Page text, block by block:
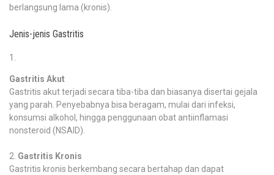
berlangsung lama (kronis).
Jenis-jenis Gastritis
Gastritis Akut
Gastritis akut terjadi secara tiba-tiba dan biasanya disertai gejala
yang parah. Penyebabnya bisa beragam, mulai dari infeksi,
konsumsi alkohol, hingga penggunaan obat antiinflamasi
nonsteroid (NSAID).
Gastritis Kronis
Gastritis kronis berkembang secara bertahap dan dapat